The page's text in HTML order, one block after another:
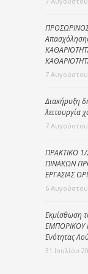
7
Διακήρυξη
λειτουργία
7
ΠΡΑΚΤΙΚΟ
ΠΙΝΑΚΩΝ
ΕΡΓΑΣΙΑΣ
6
Εκμίσθωση
ΕΜΠΟΡΙΚΟΥ
Ενότητας
31 Ιουλίου